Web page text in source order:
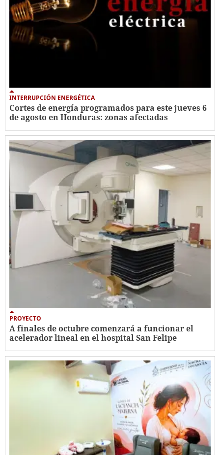
INTERRUPCIÓN ENERGÉTICA
Cortes de energía programados para este jueves 6
de agosto en Honduras: zonas afectadas
PROYECTO
A finales de octubre comenzará a funcionar el
acelerador lineal en el hospital San Felipe